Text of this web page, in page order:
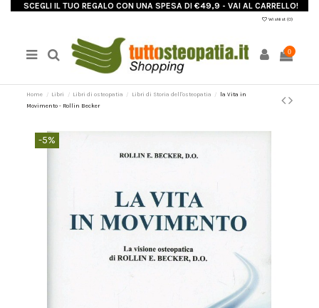
SCEGLI IL TUO REGALO CON UNA SPESA DI €49,9 - VAI AL CARRELLO!
Wishlist (0)
0
Home Libri Libri di osteopatia Libri di Storia dell'osteopatia
la Vita in
Movimento - Rollin Becker
-5%